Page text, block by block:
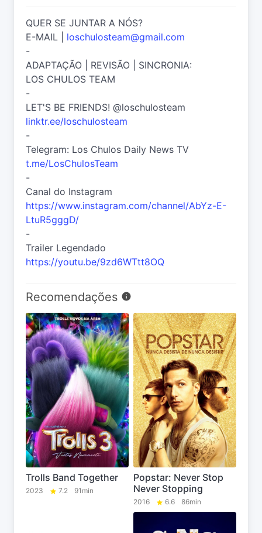
QUER SE JUNTAR A NÓS?
E-MAIL | loschulosteam@gmail.com
-
ADAPTAÇÃO | REVISÃO | SINCRONIA:
LOS CHULOS TEAM
-
LET'S BE FRIENDS! @loschulosteam
linktr.ee/loschulosteam
-
Telegram: Los Chulos Daily News TV
t.me/LosChulosTeam
-
Canal do Instagram
https://www.instagram.com/channel/AbYz-E-
LtuR5gggD/
-
Trailer Legendado
https://youtu.be/9zd6WTtt8OQ
Recomendações
Trolls Band Together
2023 7.2 91min
Popstar: Never Stop
Never Stopping
2016 6.6 86min